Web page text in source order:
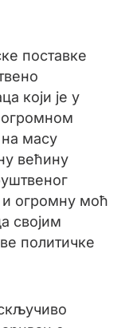
поставке
који је у
огромном
масу
већину
и огромну моћ
својим
политичке